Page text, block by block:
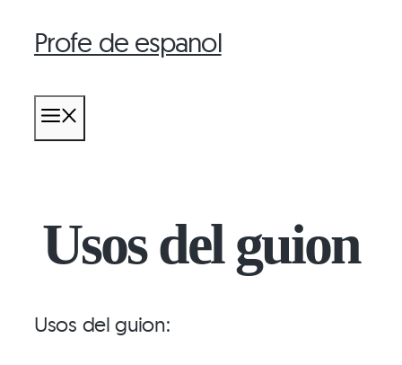
Saltar
contenido
Profe de espanol
Usos del guion
Usos del guion: